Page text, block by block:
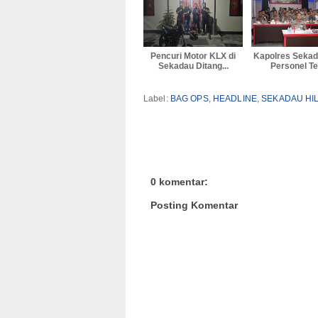
Pencuri Motor KLX di
Sekadau Ditang...
Kapolres
Personel
Label: BAG OPS, HEADLINE,SEKADAU
0 komentar:
Posting Komentar